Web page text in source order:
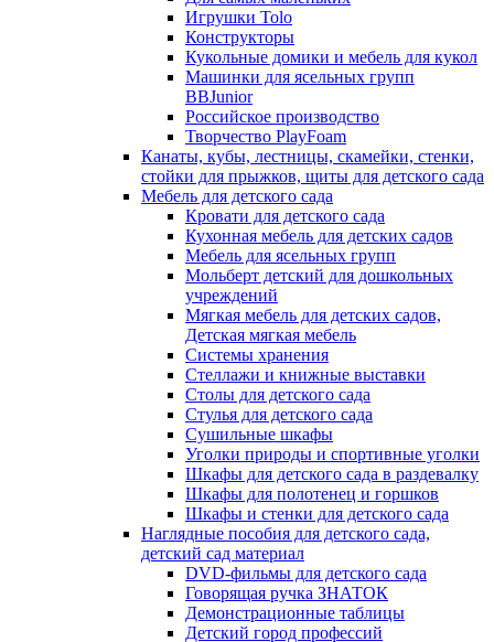
Игрушки Tolo
Конструкторы
Кукольные домики и мебель для кукол
Машинки для ясельных групп
BBJunior
Российское производство
Творчество PlayFoam
Канаты, кубы, лестницы, скамейки, стенки,
стойки для прыжков, щиты для детского сада
Мебель для детского сада
Кровати для детского сада
Кухонная мебель для детских садов
Мебель для ясельных групп
Мольберт детский для дошкольных
учреждений
Мягкая мебель для детских садов,
Детская мягкая мебель
Системы хранения
Стеллажи и книжные выставки
Столы для детского сада
Стулья для детского сада
Сушильные шкафы
Уголки природы и спортивные уголки
Шкафы для детского сада в раздевалку
Шкафы для полотенец и горшков
Шкафы и стенки для детского сада
Наглядные пособия для детского сада,
детский сад материал
DVD-фильмы для детского сада
Говорящая ручка ЗНАТОК
Демонстрационные таблицы
Детский город профессий